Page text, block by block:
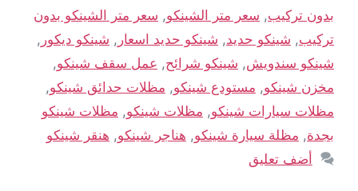
بدون تركيب, سعر متر الشينكو, سعر متر الشينكو بدون
تركيب, شينكو حديد, شينكو حديد اسعار , شينكو ديكور ,
شينكو سندويش, شينكو شرائح, عمل سقف شينكو,
مخزن شينكو, مستودع شينكو, مظلات حدائق شينكو,
مظلات سيارات شينكو, مظلات شينكو, مظلات شينكو
بجدة, مظلة سيارة شينكو, هناجر شينكو, هنقر شينكو
أضف تعليق